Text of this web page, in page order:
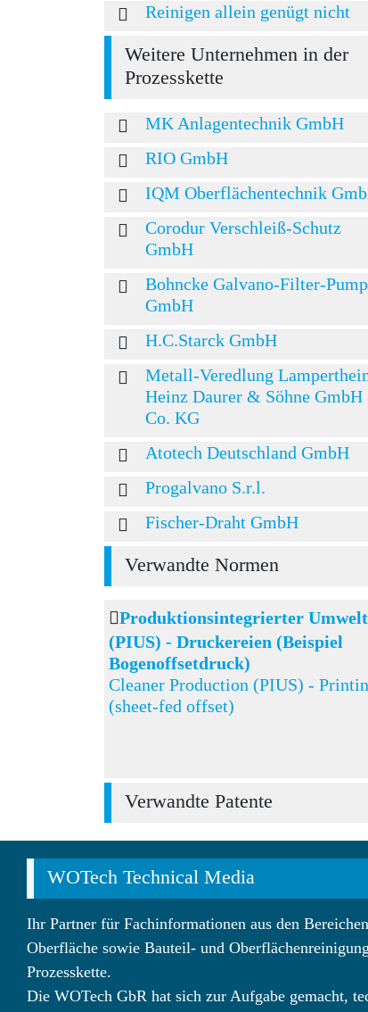
Reinigen allein genügt nicht
Weitere Unternehmen in der
Prozesskette
MK Anlagentechnik GmbH
RIO GmbH
IQM Oberflächentechnik
Corodur Verschleiß-Schutz
GmbH
Bohncke Galvano-Filter-
GmbH
H.C.Starck GmbH
Metall-Veredlung
Heinz Daurer & Söhne
Co. KG
Atotech Deutschland GmbH
Progalvano S.r.l.
Fischer-Draht GmbH
Verwandte Normen
Produktionsintegrierter
(PIUS) - Druckereien (Beispiel
Bogenoffsetdruck)
Cleaner Production (PIUS) -
(sheet-fed offset)
Verwandte Patente
WOTech Technical Media
Ihr Partner für Fachinformationen aus den
Oberfläche sowie Bauteil- und
Prozesskette.
Die WOTech GbR hat sich zur Aufgabe gemacht,